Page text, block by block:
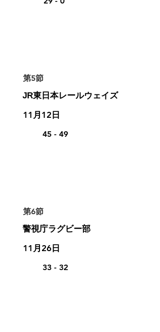
第5節
JR東日本レールウェイズ
11月12日
45 - 49
第6節
警視庁ラグビー部
11月26日
33 - 32